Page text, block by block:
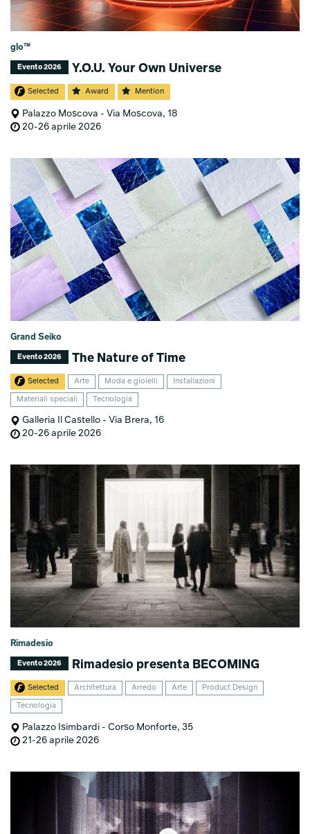
glo™
Evento 2026 Y.O.U. Your Own Universe
Selected Award Mention
Palazzo Moscova - Via Moscova, 18
20-26 aprile 2026
Grand Seiko
Evento 2026 The Nature of Time
Selected Arte Moda e gioielli Installazioni
Materiali speciali Tecnologia
Galleria Il Castello - Via Brera, 16
20-26 aprile 2026
Rimadesio
Evento 2026 Rimadesio presenta BECOMING
Selected Architettura Arredo Arte Product Design
Tecnologia
Palazzo Isimbardi - Corso Monforte, 35
21-26 aprile 2026